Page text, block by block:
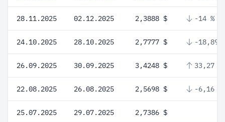
28.11.2025 02.12.2025 2,3888 $ -14 %
24.10.2025 28.10.2025 2,7777 $ -18,89
26.09.2025 30.09.2025 3,4248 $ 33,27 %
22.08.2025 26.08.2025 2,5698 $ -6,16 %
25.07.2025 29.07.2025 2,7386 $